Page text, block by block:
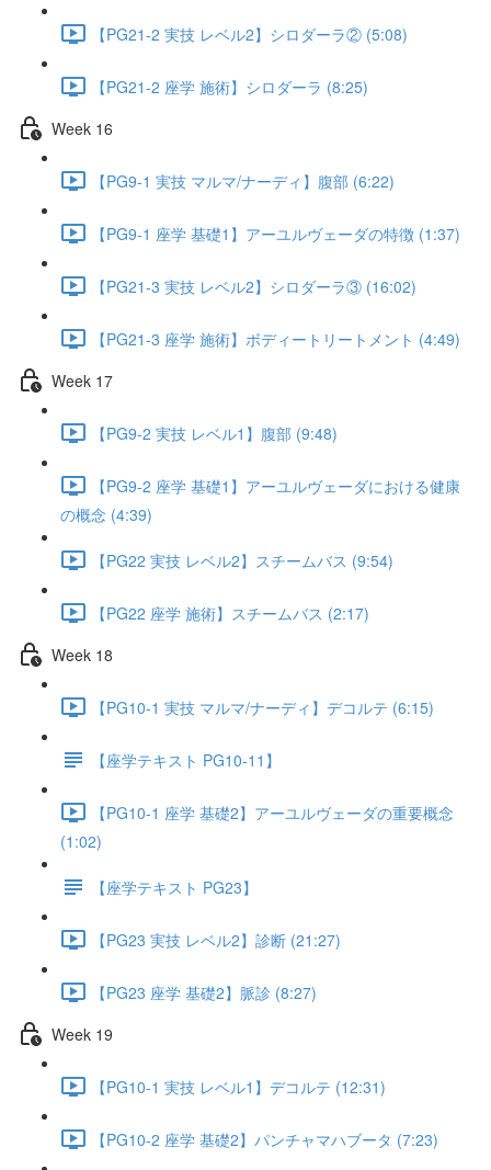
【PG21-2 実技 レベル2】シロダーラ② (5:08)
【PG21-2 座学 施術】シロダーラ (8:25)
Week 16
【PG9-1 実技 マルマ/ナーディ】腹部 (6:22)
【PG9-1 座学 基礎1】アーユルヴェーダの特徴 (1:37)
【PG21-3 実技 レベル2】シロダーラ③ (16:02)
【PG21-3 座学 施術】ボディートリートメント (4:49)
Week 17
【PG9-2 実技 レベル1】腹部 (9:48)
【PG9-2 座学 基礎1】アーユルヴェーダにおける健康
の概念 (4:39)
【PG22 実技 レベル2】スチームバス (9:54)
【PG22 座学 施術】スチームバス (2:17)
Week 18
【PG10-1 実技 マルマ/ナーディ】デコルテ (6:15)
【座学テキスト PG10-11】
【PG10-1 座学 基礎2】アーユルヴェーダの重要概念
(1:02)
【座学テキスト PG23】
【PG23 実技 レベル2】診断 (21:27)
【PG23 座学 基礎2】脈診 (8:27)
Week 19
【PG10-1 実技 レベル1】デコルテ (12:31)
【PG10-2 座学 基礎2】パンチャマハブータ (7:23)